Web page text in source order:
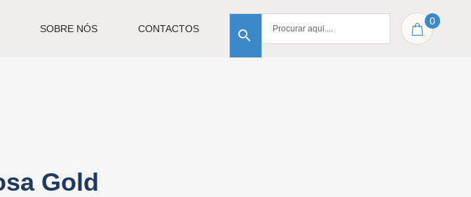
SOBRE NÓS CONTACTOS
0
Gold